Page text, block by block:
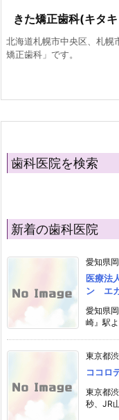
きた矯正歯科(キタ
北海道札幌市中央区、札幌
矯正歯科」です。
歯科医院を検索
新着の歯科医院
愛知県
医療法
ン エ
愛知県
崎』駅
東京都
ココロ
東京都
秒、JR